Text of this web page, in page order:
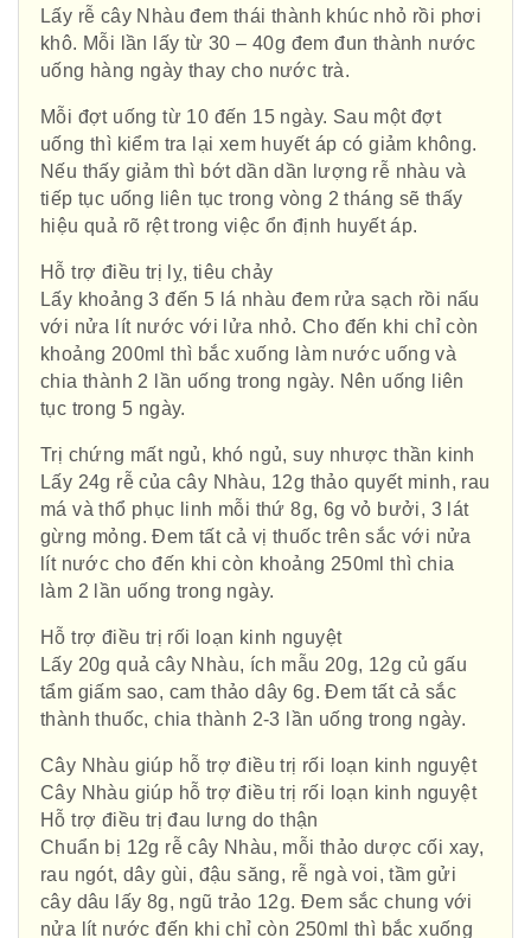
Lấy rễ cây Nhàu đem thái thành khúc nhỏ rồi phơi
khô. Mỗi lần lấy từ 30 – 40g đem đun thành nước
uống hàng ngày thay cho nước trà.
Mỗi đợt uống từ 10 đến 15 ngày. Sau một đợt
uống thì kiểm tra lại xem huyết áp có giảm không.
Nếu thấy giảm thì bớt dần dần lượng rễ nhàu và
tiếp tục uống liên tục trong vòng 2 tháng sẽ thấy
hiệu quả rõ rệt trong việc ổn định huyết áp.
Hỗ trợ điều trị lỵ, tiêu chảy
Lấy khoảng 3 đến 5 lá nhàu đem rửa sạch rồi nấu
với nửa lít nước với lửa nhỏ. Cho đến khi chỉ còn
khoảng 200ml thì bắc xuống làm nước uống và
chia thành 2 lần uống trong ngày. Nên uống liên
tục trong 5 ngày.
Trị chứng mất ngủ, khó ngủ, suy nhược thần kinh
Lấy 24g rễ của cây Nhàu, 12g thảo quyết minh, rau
má và thổ phục linh mỗi thứ 8g, 6g vỏ bưởi, 3 lát
gừng mỏng. Đem tất cả vị thuốc trên sắc với nửa
lít nước cho đến khi còn khoảng 250ml thì chia
làm 2 lần uống trong ngày.
Hỗ trợ điều trị rối loạn kinh nguyệt
Lấy 20g quả cây Nhàu, ích mẫu 20g, 12g củ gấu
tẩm giấm sao, cam thảo dây 6g. Đem tất cả sắc
thành thuốc, chia thành 2-3 lần uống trong ngày.
Cây Nhàu giúp hỗ trợ điều trị rối loạn kinh nguyệt
Cây Nhàu giúp hỗ trợ điều trị rối loạn kinh nguyệt
Hỗ trợ điều trị đau lưng do thận
Chuẩn bị 12g rễ cây Nhàu, mỗi thảo dược cối xay,
rau ngót, dây gùi, đậu săng, rễ ngà voi, tầm gửi
cây dâu lấy 8g, ngũ trảo 12g. Đem sắc chung với
nửa lít nước đến khi chỉ còn 250ml thì bắc xuống